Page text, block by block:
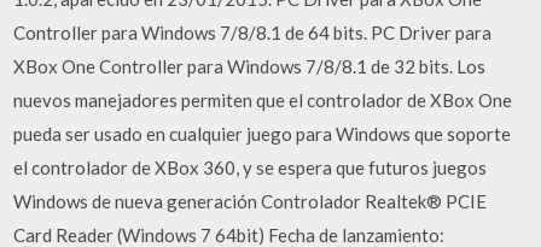
Controller para Windows 7/8/8.1 de 64 bits. PC Driver para
XBox One Controller para Windows 7/8/8.1 de 32 bits. Los
nuevos manejadores permiten que el controlador de XBox One
pueda ser usado en cualquier juego para Windows que soporte
el controlador de XBox 360, y se espera que futuros juegos
Windows de nueva generación Controlador Realtek® PCIE
Card Reader (Windows 7 64bit) Fecha de lanzamiento: